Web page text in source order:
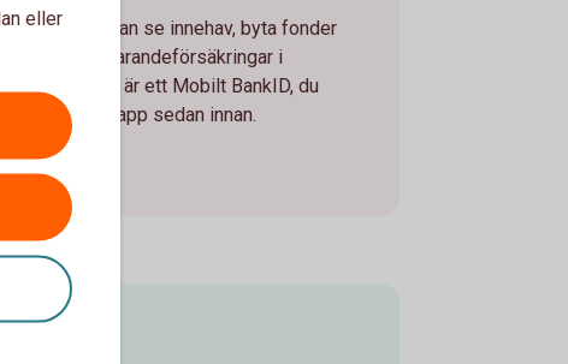
där du kan se innehav, byta fonder
för sparandeförsäkringar i
du behöver är ett Mobilt BankID, du
eller app sedan innan.
eller